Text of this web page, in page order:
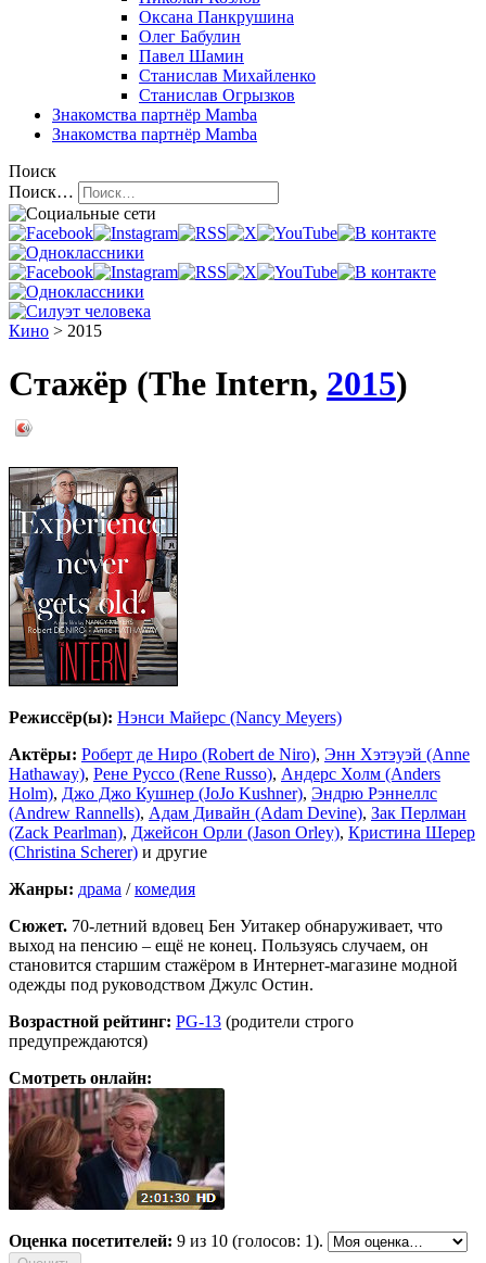
Оксана Панкрушина
Олег Бабулин
Павел Шамин
Станислав Михайленко
Станислав Огрызков
Знакомства партнёр Mamba
Знакомства партнёр Mamba
Поиск
Поиск…
Кино > 2015
Стажёр (The Intern, 2015)
Режиссёр(ы): Нэнси Майерс (Nancy Meyers)
Актёры: Роберт де Ниро (Robert de Niro), Энн Хэтэуэй (Anne
Hathaway), Рене Руссо (Rene Russo), Андерс Холм (Anders
Holm), Джо Джо Кушнер (JoJo Kushner), Эндрю Рэннеллс
(Andrew Rannells), Адам Дивайн (Adam Devine), Зак Перлман
(Zack Pearlman), Джейсон Орли (Jason Orley), Кристина Шерер
(Christina Scherer) и другие
Жанры: драма /комедия
Сюжет. 70-летний вдовец Бен Уитакер обнаруживает, что
выход на пенсию – ещё не конец. Пользуясь случаем, он
становится старшим стажёром в Интернет-магазине модной
одежды под руководством Джулс Остин.
Возрастной рейтинг: PG-13 (родители строго
предупреждаются)
Смотреть онлайн:
Оценка посетителей: 9 из 10 (голосов: 1).